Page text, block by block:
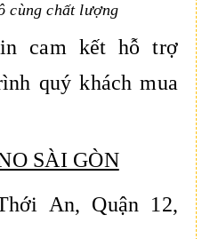
cùng chất lượng
cam kết hỗ trợ
quý khách mua
SÀI GÒN
An, Quận 12,